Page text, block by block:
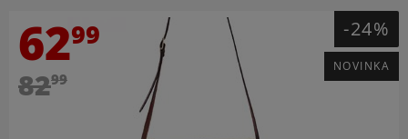
6299
8299
-24%
NOVINKA